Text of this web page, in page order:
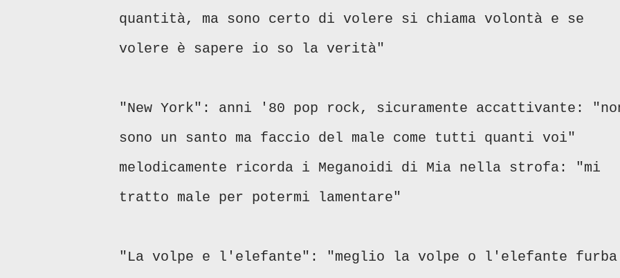
quantità, ma sono certo di volere si chiama volontà e se
volere è sapere io so la verità"
"New York": anni '80 pop rock, sicuramente accattivante:
sono un santo ma faccio del male come tutti quanti voi"
melodicamente ricorda i Meganoidi di Mia nella strofa: "mi
tratto male per potermi lamentare"
"La volpe e l'elefante": "meglio la volpe o l'elefante furba